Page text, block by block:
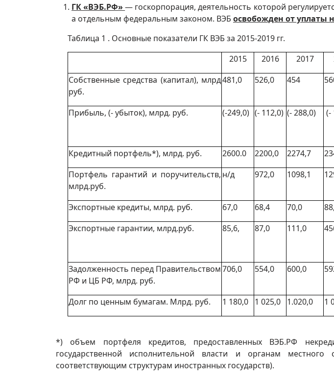
ГК «ВЭБ.РФ»— госкорпорация, деятельность которой
а отдельным федеральным законом. ВЭБ освобожден от уплаты
Таблица 1 . Основные показатели ГК ВЭБ за 2015-2019 гг.
2015
2016 2017
Собственные средства (капитал), млрд
руб.
481,0 526,0 454
Прибыль, (- убыток), млрд. руб. (-249,0) (- 112,0) (- 288,0) (-
Кредитный портфель*), млрд. руб. 2600.0 2200,0 2274,7
Портфель гарантий и поручительств,
млрд.руб.
н/д 972,0 1098,1
Экспортные кредиты, млрд. руб. 67,0 68,4 70,0
Экспортные гарантии, млрд.руб.
85,6, 87,0 111,0
Задолженность перед Правительством
РФ и ЦБ РФ, млрд. руб.
706,0 554,0 600,0
Долг по ценным бумагам. Млрд. руб. 1 180,0 1 025,0 1.020,0 1
*) объем портфеля кредитов, предоставленных ВЭБ.РФ
государственной исполнительной власти и органам
соответствующим структурам иностранных государств).